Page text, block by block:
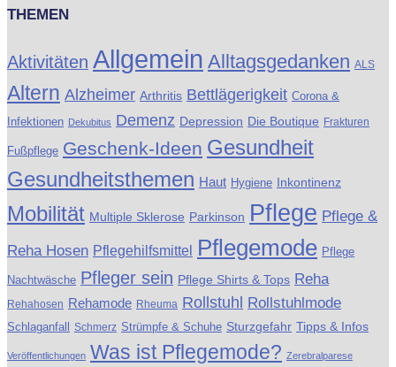
THEMEN
Aktivitäten Allgemein Alltagsgedanken ALS
Altern Alzheimer Arthritis Bettlägerigkeit Corona &
Infektionen Dekubitus Demenz Depression Die Boutique Frakturen
Fußpflege Geschenk-Ideen Gesundheit
Gesundheitsthemen Haut Hygiene Inkontinenz
Mobilität Multiple Sklerose Parkinson Pflege Pflege &
Reha Hosen Pflegehilfsmittel Pflegemode Pflege
Nachtwäsche Pfleger sein Pflege Shirts & Tops Reha
Rehahosen Rehamode Rheuma Rollstuhl Rollstuhlmode
Schlaganfall Schmerz Strümpfe & Schuhe Sturzgefahr Tipps & Infos
Veröffentlichungen Was ist Pflegemode? Zerebralparese